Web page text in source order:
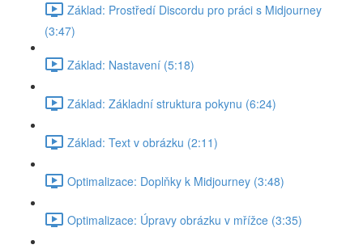
Základ: Prostředí Discordu pro práci s Midjourney
(3:47)
Základ: Nastavení (5:18)
Základ: Základní struktura pokynu (6:24)
Základ: Text v obrázku (2:11)
Optimalizace: Doplňky k Midjourney (3:48)
Optimalizace: Úpravy obrázku v mřížce (3:35)